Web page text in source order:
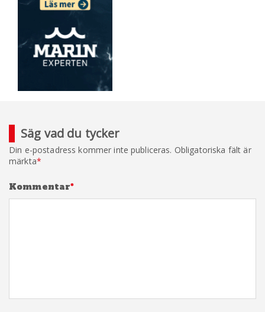
Säg vad du tycker
Din e-postadress kommer inte publiceras. Obligatoriska fält är
märkta*
Kommentar*